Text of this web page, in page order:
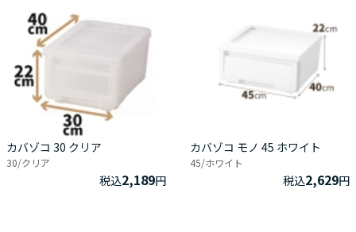
カバゾコ 30 クリア
30/クリア
税込2,189円
カバゾコ モノ 45 ホワイト
45/ホワイト
税込2,629円